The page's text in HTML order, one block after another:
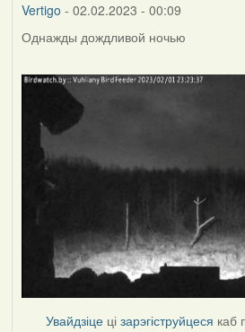
Vertigo - 02.02.2023 - 00:09
Однажды дождливой ночью
Увайдзіце цізарэгіструйцеся каб